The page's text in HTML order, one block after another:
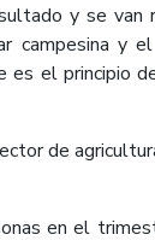
y se
y
el principio
de
en el